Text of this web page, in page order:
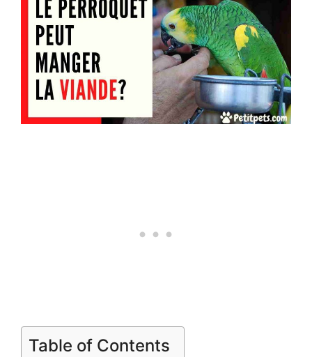
Table of Contents